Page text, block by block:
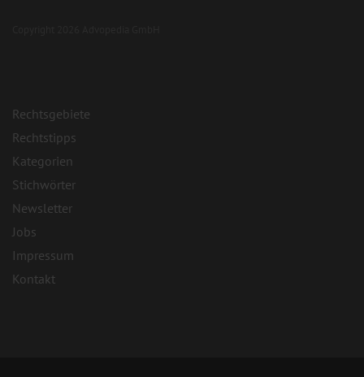
Rechtsgebiete
Rechtstipps
Kategorien
Stichwörter
Newsletter
Jobs
Impressum
Kontakt